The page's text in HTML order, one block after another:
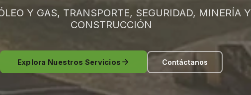
Y GAS, TRANSPORTE, SEGURIDAD, MINERÍA Y
CONSTRUCCIÓN
Explora Nuestros Servicios Contáctanos